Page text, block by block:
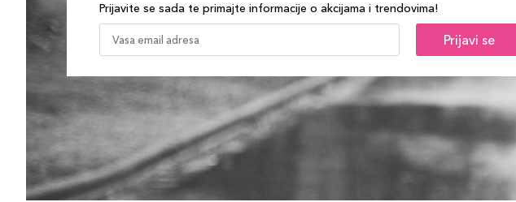
Prijavite se sada te primajte informacije o akcijama i trendovima!
Prijavi se